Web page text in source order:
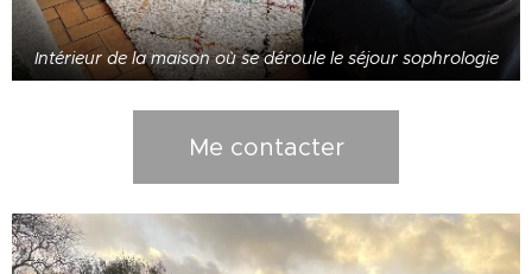
Intérieur de la maison où se déroule le séjour sophrologie
Me contacter